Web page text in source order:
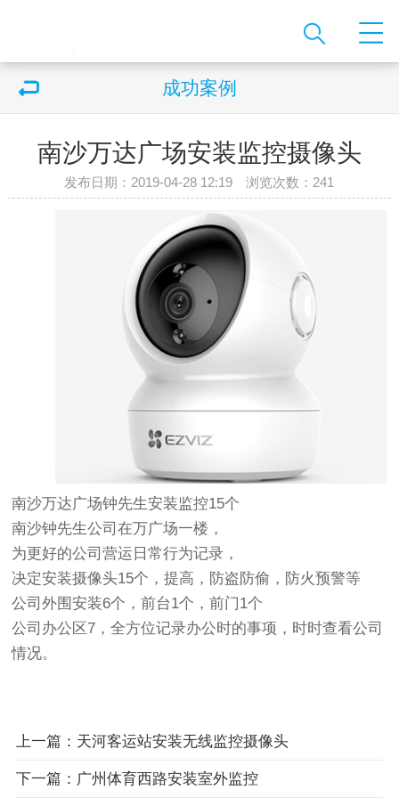
成功案例
南沙万达广场安装监控摄像头
发布日期：2019-04-28 12:19 浏览次数： 241
南沙万达广场钟先生安装监控15个
南沙钟先生公司在万广场一楼，
为更好的公司营运日常行为记录，
决定安装摄像头15个，提高，防盗防偷，防火预警等
公司外围安装6个，前台1个，前门1个
公司办公区7，全方位记录办公时的事项，时时查看公司
情况。
上一篇：天河客运站安装无线监控摄像头
下一篇：广州体育西路安装室外监控